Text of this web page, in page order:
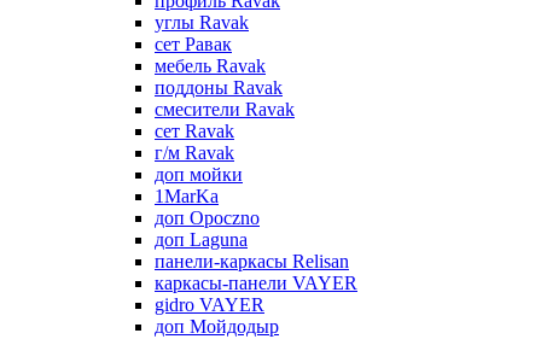
углы Ravak
сет Равак
мебель Ravak
поддоны Ravak
смесители Ravak
сет Ravak
г/м Ravak
доп мойки
1MarKa
доп Opoczno
доп Laguna
панели-каркасы Relisan
каркасы-панели VAYER
gidro VAYER
доп Мойдодыр